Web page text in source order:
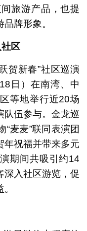
旅游产品，也提
牌形象。
区
贺新春”社区巡演
日）在南湾、中
等地举行近20场
队伍参与。金龙巡
麦麦”联同表演团
年祝福并带来多元
期间共吸引约14
深入社区游览，促